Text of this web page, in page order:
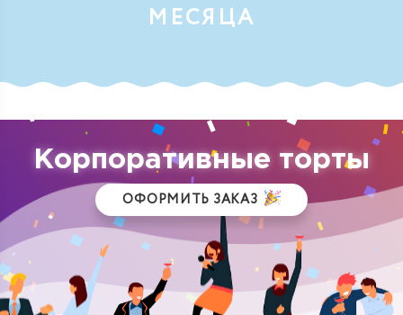
МЕСЯЦА
Корпоративные торты
ОФОРМИТЬ ЗАКАЗ